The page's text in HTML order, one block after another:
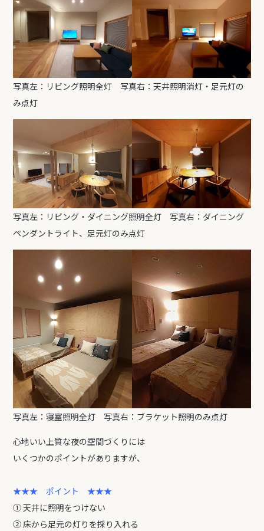
写真左：リビング照明全灯 写真右：天井照明消灯・足元灯の
み点灯
写真左：リビング・ダイニング照明全灯 写真右：ダイニング
ペンダントライト、足元灯のみ点灯
写真左：寝室照明全灯 写真右：ブラケット照明のみ点灯
心地いい上質な夜の空間づくりには
いくつかのポイントがありますが、
★★★ ポイント ★★★
① 天井に照明をつけない
② 床から足元の灯りを採り入れる